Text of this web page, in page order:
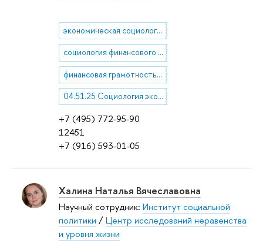
+7 (495) 772-95-90
12451
+7 (916) 593-01-05
экономическая социология
социология финансового поведения населения
финансовая грамотность населения
04.51.25 Социология экономики
Халина Наталья Вячеславовна
Научный сотрудник: Институт социальной
политики /Центр исследований неравенства
и уровня жизни